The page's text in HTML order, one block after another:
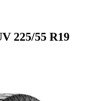
225/55 R19